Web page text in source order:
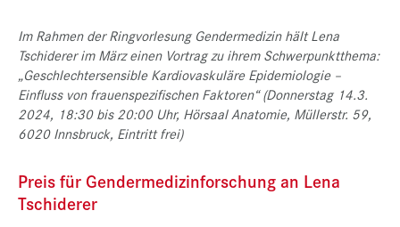
Im Rahmen der Ringvorlesung Gendermedizin hält Lena
Tschiderer im März einen Vortrag zu ihrem Schwerpunktthema:
„Geschlechtersensible Kardiovaskuläre Epidemiologie –
Einfluss von frauenspezifischen Faktoren“ (Donnerstag 14.3.
2024, 18:30 bis 20:00 Uhr, Hörsaal Anatomie, Müllerstr. 59,
6020 Innsbruck, Eintritt frei)
Preis für Gendermedizinforschung an Lena
Tschiderer